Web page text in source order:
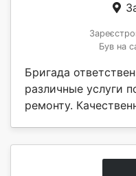
Був на
Бригада
различные услуги
ремонту.